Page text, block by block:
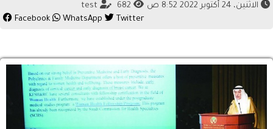
الاثنين، 24 أكتوبر 2022 8:52 ص
Facebook
WhatsApp Twitter